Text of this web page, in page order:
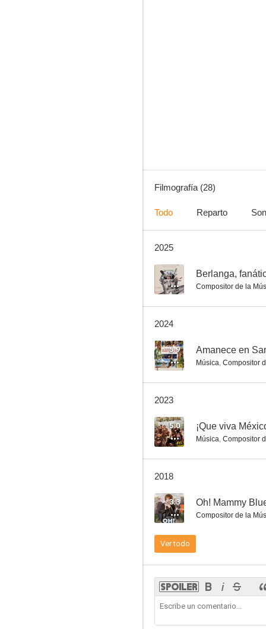
Amanece en Samaná
5.0
Filmografía (28)
Todo Reparto
2025
-- Berlanga,
Compositor de la
2024
5.9 Amanece en
Música, Compositor
2023
5.0 ¡Que viva
Música, Compositor
2018
3.3 Oh! Mammy
Compositor de la
Ver todo